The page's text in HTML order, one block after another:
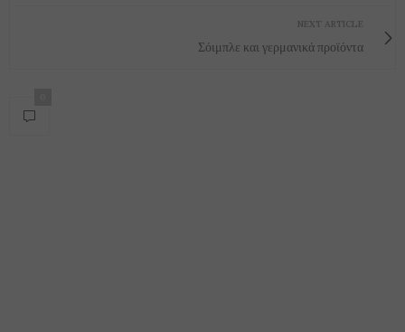
NEXT ARTICLE
Σόιμπλε και γερμανικά προϊόντα